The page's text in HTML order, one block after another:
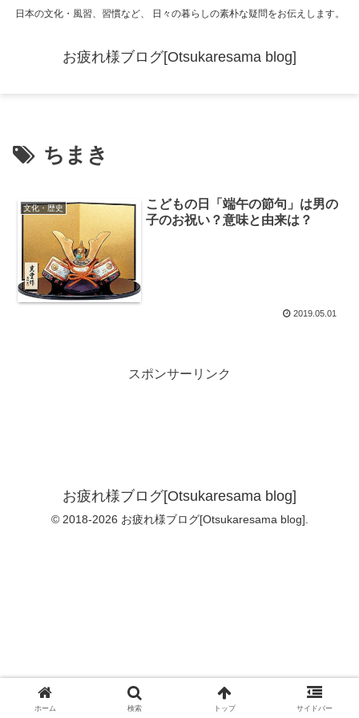
日本の文化・風習、習慣など、 日々の暮らしの素朴な疑問をお伝えします。
お疲れ様ブログ[Otsukaresama blog]
ちまき
文化・歴史
こどもの日「端午の節句」は男の
子のお祝い？意味と由来は？
2019.05.01
スポンサーリンク
お疲れ様ブログ[Otsukaresama blog]
© 2018-2026 お疲れ様ブログ[Otsukaresama blog].
ホーム 検索 トップ サイドバー